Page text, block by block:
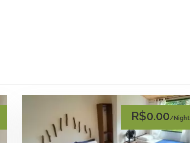
R$0.00/Night